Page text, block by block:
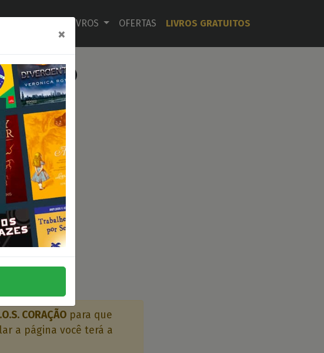
LIVROS OFERTAS LIVROS GRATUITOS
CORAÇÃO para que
a página você terá a
×